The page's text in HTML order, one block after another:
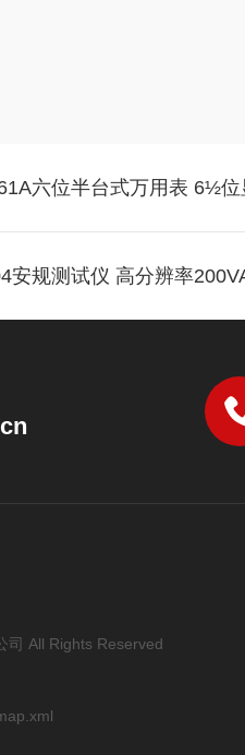
六位半台式万用表 6½
安规测试仪 高分辨率
司 All Rights Reserved